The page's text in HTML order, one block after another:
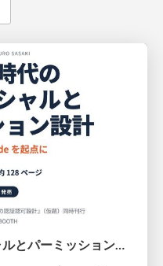
『生成AI時代のクレデンシャルとパーミッション設計 — Claude Code を起点に』の執筆企画